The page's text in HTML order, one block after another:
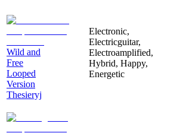
Wild and
Free
Looped
Version
Thesieryj
Electronic,
Electricguitar,
Electroamplified,
Hybrid, Happy,
Energetic